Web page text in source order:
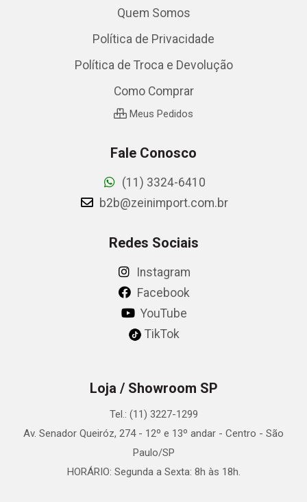
Quem Somos
Política de Privacidade
Política de Troca e Devolução
Como Comprar
Meus Pedidos
Fale Conosco
(11) 3324-6410
b2b@zeinimport.com.br
Redes Sociais
Instagram
Facebook
YouTube
TikTok
Loja / Showroom SP
Tel.: (11) 3227-1299
Av. Senador Queiróz, 274 - 12º e 13º andar - Centro - São
Paulo/SP
HORÁRIO: Segunda a Sexta: 8h às 18h.